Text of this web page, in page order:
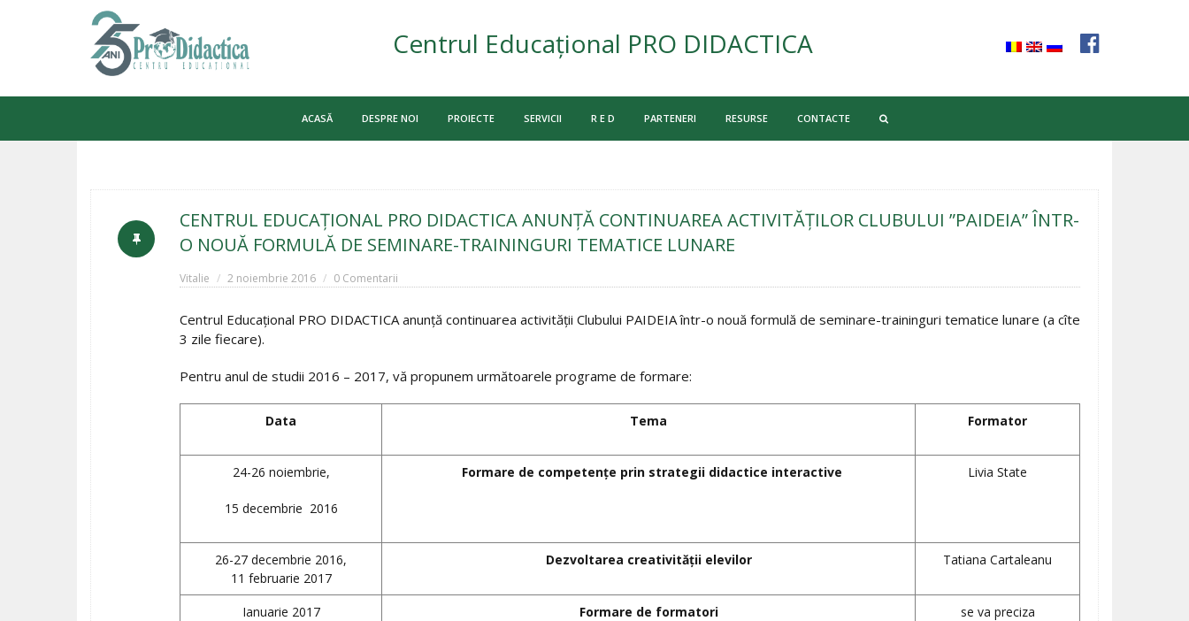
Centrul Educațional PRO DIDACTICA
ACASĂ DESPRE NOI PROIECTE SERVICII R E D PARTENERI RESURSE CONTACTE
CENTRUL EDUCAȚIONAL PRO DIDACTICA ANUNȚĂ CONTINUAREA ACTIVITĂȚILOR CLUBULUI ”PAIDEIA” ÎNTR-
O NOUĂ FORMULĂ DE SEMINARE-TRAININGURI TEMATICE LUNARE
Vitalie 2 noiembrie 2016 0 Comentarii
Centrul Educaţional PRO DIDACTICA anunţă continuarea activității Clubului PAIDEIA într-o nouă formulă de seminare-traininguri tematice lunare (a cîte
3 zile fiecare).
Pentru anul de studii 2016 – 2017, vă propunem următoarele programe de formare:
Data Tema Formator
24-26 noiembrie,
15 decembrie 2016
Formare de competențe prin strategii didactice interactive Livia State
26-27 decembrie 2016,
11 februarie 2017
Dezvoltarea creativității elevilor Tatiana Cartaleanu
Ianuarie 2017 Formare de formatori
se va preciza